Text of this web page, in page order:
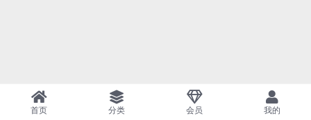
首页 分类 会员 我的